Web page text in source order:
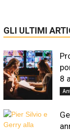
GLI ULTIMI
8